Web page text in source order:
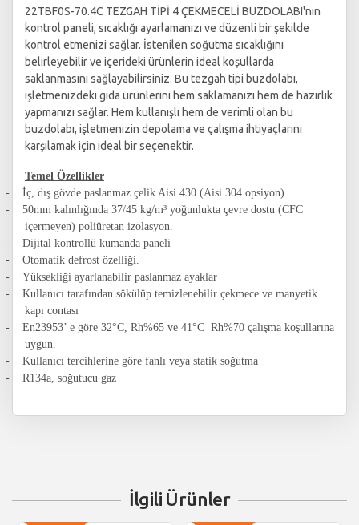
22TBF0S-70.4C TEZGAH TİPİ 4 ÇEKMECELİ BUZDOLABI'nın
kontrol paneli, sıcaklığı ayarlamanızı ve düzenli bir şekilde
kontrol etmenizi sağlar. İstenilen soğutma sıcaklığını
belirleyebilir ve içerideki ürünlerin ideal koşullarda
saklanmasını sağlayabilirsiniz. Bu tezgah tipi buzdolabı,
işletmenizdeki gıda ürünlerini hem saklamanızı hem de hazırlık
yapmanızı sağlar. Hem kullanışlı hem de verimli olan bu
buzdolabı, işletmenizin depolama ve çalışma ihtiyaçlarını
karşılamak için ideal bir seçenektir.
Temel Özellikler
-
İç, dış gövde paslanmaz çelik Aisi 430 (Aisi 304 opsiyon).
-
50mm kalınlığında 37/45 kg/m³ yoğunlukta çevre dostu (CFC
içermeyen) poliüretan izolasyon.
-
Dijital kontrollü kumanda paneli
-
Otomatik defrost özelliği.
-
Yüksekliği ayarlanabilir paslanmaz ayaklar
-
Kullanıcı tarafından sökülüp temizlenebilir çekmece ve manyetik
kapı contası
-
En23953’ e göre 32°C, Rh%65 ve 41°C Rh%70 çalışma koşullarına
uygun.
-
Kullanıcı tercihlerine göre fanlı veya statik soğutma
-
R134a, soğutucu gaz
İlgili Ürünler